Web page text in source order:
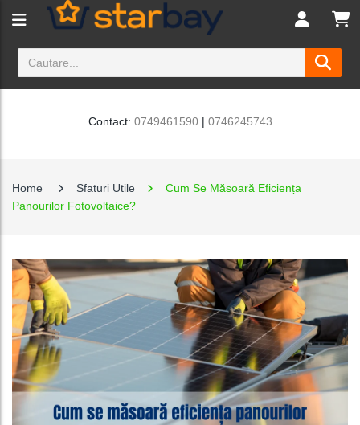
Contact: 0749461590| 0746245743
Home Sfaturi Utile
Cum Se Măsoară Eficiența
Panourilor Fotovoltaice?